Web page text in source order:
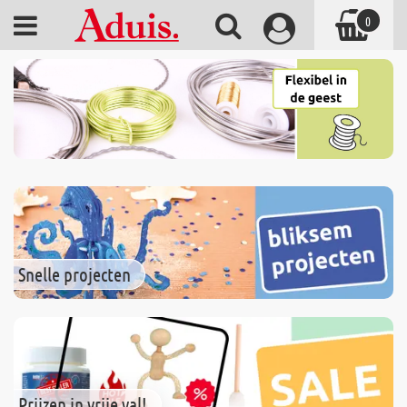
Snelle projecten
0